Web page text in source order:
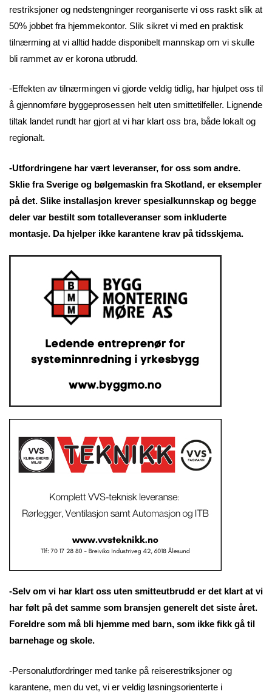
restriksjoner og nedstengninger reorganiserte vi oss raskt slik at
50% jobbet fra hjemmekontor. Slik sikret vi med en praktisk
tilnærming at vi alltid hadde disponibelt mannskap om vi skulle
bli rammet av er korona utbrudd.
-Effekten av tilnærmingen vi gjorde veldig tidlig, har hjulpet oss til
å gjennomføre byggeprosessen helt uten smittetilfeller. Lignende
tiltak landet rundt har gjort at vi har klart oss bra, både lokalt og
regionalt.
-Utfordringene har vært leveranser, for oss som andre.
Sklie fra Sverige og bølgemaskin fra Skotland, er eksempler
på det. Slike installasjon krever spesialkunnskap og begge
deler var bestilt som totalleveranser som inkluderte
montasje. Da hjelper ikke karantene krav på tidsskjema.
-Selv om vi har klart oss uten smitteutbrudd er det klart at vi
har følt på det samme som bransjen generelt det siste året.
Foreldre som må bli hjemme med barn, som ikke fikk gå til
barnehage og skole.
-Personalutfordringer med tanke på reiserestriksjoner og
karantene, men du vet, vi er veldig løsningsorienterte i